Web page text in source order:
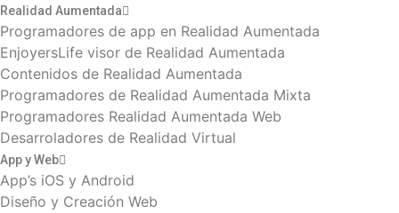
Realidad Aumentada
Programadores de app en Realidad Aumentada
EnjoyersLife visor de Realidad Aumentada
Contenidos de Realidad Aumentada
Programadores de Realidad Aumentada Mixta
Programadores Realidad Aumentada Web
Desarroladores de Realidad Virtual
App y Web
App’s iOS y Android
Diseño y Creación Web